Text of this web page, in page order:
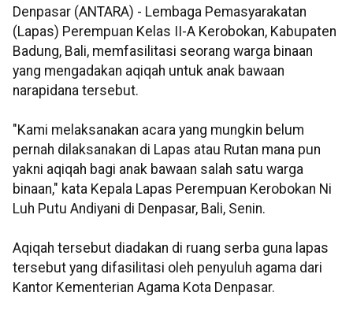
Denpasar (ANTARA) - Lembaga Pemasyarakatan
(Lapas) Perempuan Kelas II-A Kerobokan, Kabupaten
Badung, Bali, memfasilitasi seorang warga binaan
yang mengadakan aqiqah untuk anak bawaan
narapidana tersebut.
"Kami melaksanakan acara yang mungkin belum
pernah dilaksanakan di Lapas atau Rutan mana pun
yakni aqiqah bagi anak bawaan salah satu warga
binaan," kata Kepala Lapas Perempuan Kerobokan Ni
Luh Putu Andiyani di Denpasar, Bali, Senin.
Aqiqah tersebut diadakan di ruang serba guna lapas
tersebut yang difasilitasi oleh penyuluh agama dari
Kantor Kementerian Agama Kota Denpasar.